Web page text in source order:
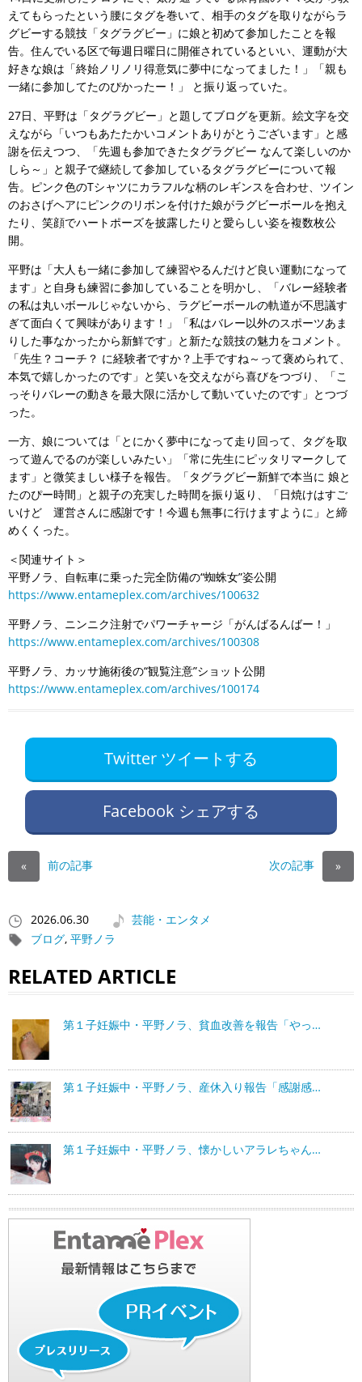
えてもらったという腰にタグを巻いて、相手のタグを取りながらラ
グビーする競技「タグラグビー」に娘と初めて参加したことを報
告。住んでいる区で毎週日曜日に開催されているといい、運動が大
好きな娘は「終始ノリノリ得意気に夢中になってました！」「親も
一緒に参加してたのぴかったー！」 と振り返っていた。
27日、平野は「タグラグビー」と題してブログを更新。絵文字を交
えながら「いつもあたたかいコメントありがとうございます」と感
謝を伝えつつ、「先週も参加できたタグラグビー なんて楽しいのか
しら～」と親子で継続して参加しているタグラグビーについて報
告。ピンク色のTシャツにカラフルな柄のレギンスを合わせ、ツイン
のおさげヘアにピンクのリボンを付けた娘がラグビーボールを抱え
たり、笑顔でハートポーズを披露したりと愛らしい姿を複数枚公
開。
平野は「大人も一緒に参加して練習やるんだけど良い運動になって
ます」と自身も練習に参加していることを明かし、「バレー経験者
の私は丸いボールじゃないから、ラグビーボールの軌道が不思議す
ぎて面白くて興味があります！」「私はバレー以外のスポーツあま
りした事なかったから新鮮です」と新たな競技の魅力をコメント。
「先生？コーチ？ に経験者ですか？上手ですね～って褒められて、
本気で嬉しかったのです」と笑いを交えながら喜びをつづり、「こ
っそりバレーの動きを最大限に活かして動いていたのです」とつづ
った。
一方、娘については「とにかく夢中になって走り回って、タグを取
って遊んでるのが楽しいみたい」「常に先生にピッタリマークして
ます」と微笑ましい様子を報告。「タグラグビー新鮮で本当に 娘と
たのぴー時間」と親子の充実した時間を振り返り、「日焼けはすご
いけど 運営さんに感謝です！今週も無事に行けますように」と締
めくくった。
＜関連サイト＞
平野ノラ、自転車に乗った完全防備の“蜘蛛女”姿公開
https://www.entameplex.com/archives/100632
平野ノラ、ニンニク注射でパワーチャージ「がんばるんばー！」
https://www.entameplex.com/archives/100308
平野ノラ、カッサ施術後の“観覧注意”ショット公開
https://www.entameplex.com/archives/100174
Twitter ツイートする
Facebook シェアする
« 前の記事 次の記事 »
2026.06.30
芸能・エンタメ
ブログ, 平野ノラ
RELATED ARTICLE
第１子妊娠中・平野ノラ、貧血改善を報告「やっ…
第１子妊娠中・平野ノラ、産休入り報告「感謝感…
第１子妊娠中・平野ノラ、懐かしいアラレちゃん…